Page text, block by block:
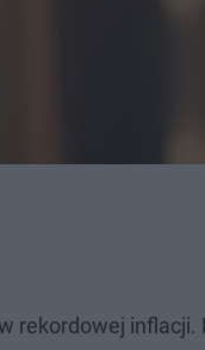
rekordowej